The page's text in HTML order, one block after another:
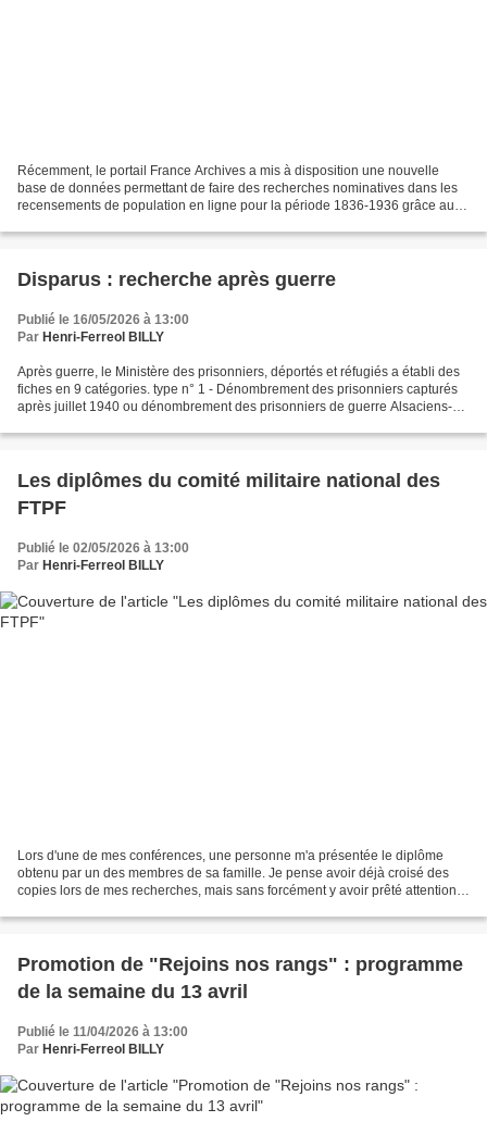
Récemment, le portail France Archives a mis à disposition une nouvelle
base de données permettant de faire des recherches nominatives dans les
recensements de population en ligne pour la période 1836-1936 grâce au
Disparus : recherche après guerre
Publié le 16/05/2026 à 13:00
Par Henri-Ferreol BILLY
Après guerre, le Ministère des prisonniers, déportés et réfugiés a établi des
fiches en 9 catégories. type n° 1 - Dénombrement des prisonniers capturés
après juillet 1940 ou dénombrement des prisonniers de guerre Alsaciens-
Les diplômes du comité militaire national des
FTPF
Publié le 02/05/2026 à 13:00
Par Henri-Ferreol BILLY
Lors d'une de mes conférences, une personne m'a présentée le diplôme
obtenu par un des membres de sa famille. Je pense avoir déjà croisé des
copies lors de mes recherches, mais sans forcément y avoir prêté attention.
Promotion de "Rejoins nos rangs" : programme
de la semaine du 13 avril
Publié le 11/04/2026 à 13:00
Par Henri-Ferreol BILLY